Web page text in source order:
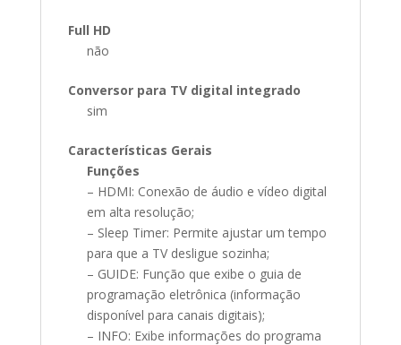
Full HD
não
Conversor para TV digital integrado
sim
Características Gerais
Funções
– HDMI: Conexão de áudio e vídeo digital
em alta resolução;
– Sleep Timer: Permite ajustar um tempo
para que a TV desligue sozinha;
– GUIDE: Função que exibe o guia de
programação eletrônica (informação
disponível para canais digitais);
– INFO: Exibe informações do programa